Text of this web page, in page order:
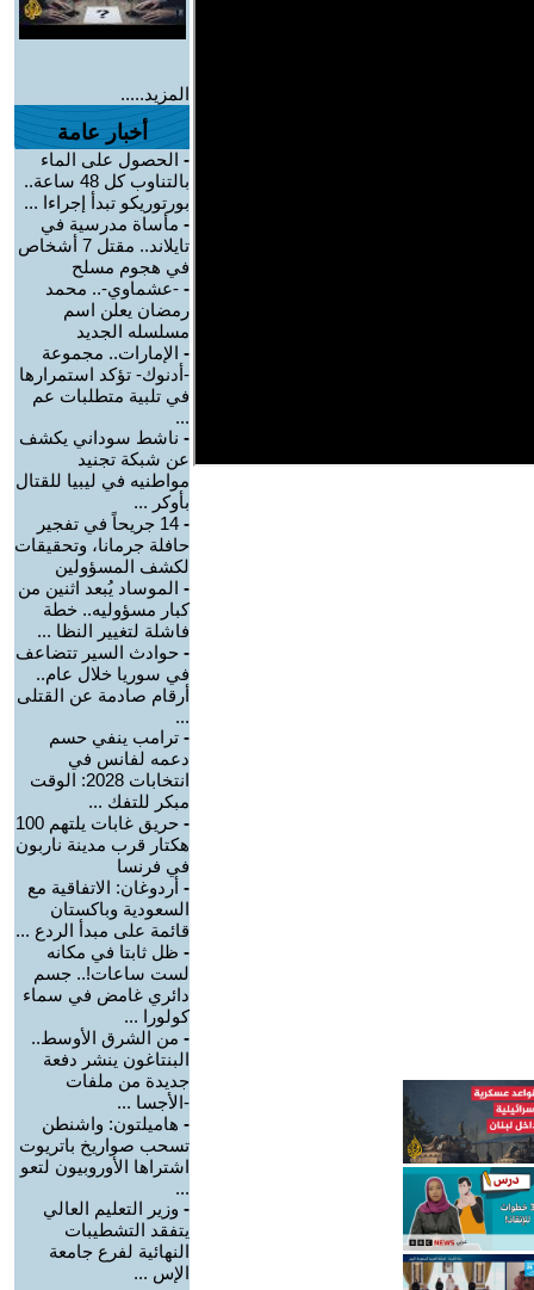
المزيد.....
أخبار عامة
- الحصول على الماء
بالتناوب كل 48 ساعة..
بورتوريكو تبدأ إجراءا ...
- مأساة مدرسية في
تايلاند.. مقتل 7 أشخاص
في هجوم مسلح
- -عشماوي-.. محمد
رمضان يعلن اسم
مسلسله الجديد
- الإمارات.. مجموعة
-أدنوك- تؤكد استمرارها
في تلبية متطلبات عم
...
- ناشط سوداني يكشف
عن شبكة تجنيد
مواطنيه في ليبيا للقتال
بأوكر ...
-
14 جريحاً في تفجير
حافلة جرمانا، وتحقيقات
لكشف المسؤولين
- الموساد يُبعد اثنين من
كبار مسؤوليه.. خطة
فاشلة لتغيير النظا ...
- حوادث السير تتضاعف
في سوريا خلال عام..
أرقام صادمة عن القتلى
...
- ترامب ينفي حسم
دعمه لفانس في
انتخابات 2028: الوقت
مبكر للتفك ...
-
حريق غابات يلتهم 100
هكتار قرب مدينة ناربون
في فرنسا
- أردوغان: الاتفاقية مع
السعودية وباكستان
قائمة على مبدأ الردع ...
- ظل ثابتا في مكانه
لست ساعات!.. جسم
دائري غامض في سماء
كولورا ...
- من الشرق الأوسط..
البنتاغون ينشر دفعة
جديدة من ملفات
-الأجسا ...
- هاميلتون: واشنطن
تسحب صواريخ باتريوت
اشتراها الأوروبيون لتعو
...
- وزير التعليم العالي
يتفقد التشطيبات
النهائية لفرع جامعة
الإس ...